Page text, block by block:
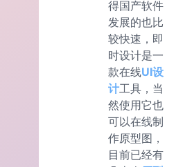
得国产软件
发展的也比
较快速，即
时设计是一
款在线UI设
计工具，当
然使用它也
可以在线制
作原型图，
目前已经有